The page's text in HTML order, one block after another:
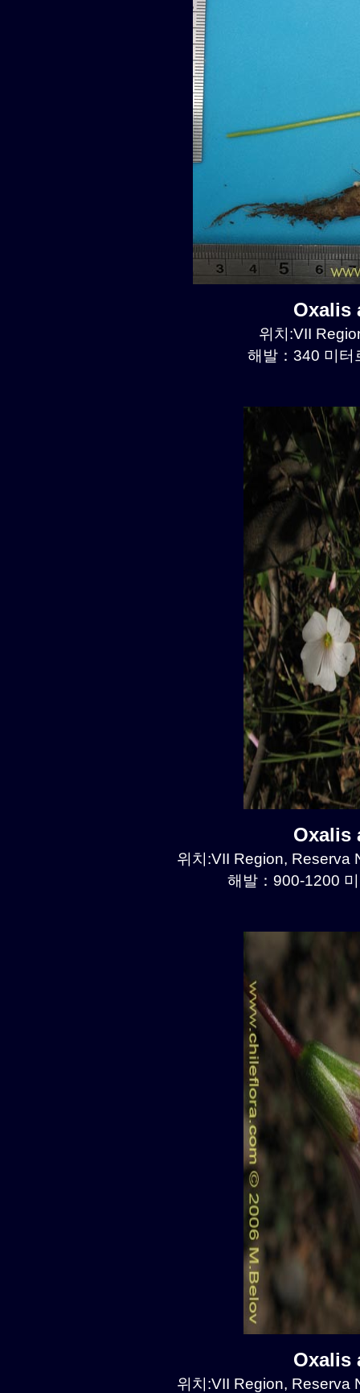
Oxalis
위치:VII
해발：340 미터
Oxalis
위치:VII Region, Reserva
해발：900-1200
Oxalis
위치:VII Region, Reserva